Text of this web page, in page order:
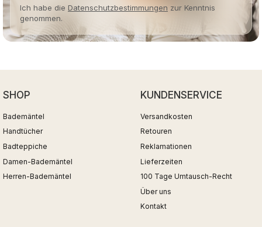
Ich habe die Datenschutzbestimmungen zur Kenntnis
genommen.
SHOP
Bademäntel
Handtücher
Badteppiche
Damen-Bademäntel
Herren-Bademäntel
KUNDENSERVICE
Versandkosten
Retouren
Reklamationen
Lieferzeiten
100 Tage Umtausch-Recht
Über uns
Kontakt